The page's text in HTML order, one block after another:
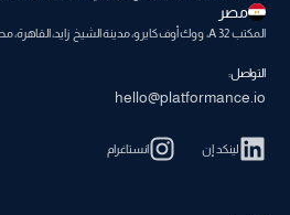
مصر
المكتب A 32، ووك أوف كايرو، مدينة الشيخ زايد، القاهرة، مصر
التواصل:
hello@platformance.io
لينكد إن انستاغرام